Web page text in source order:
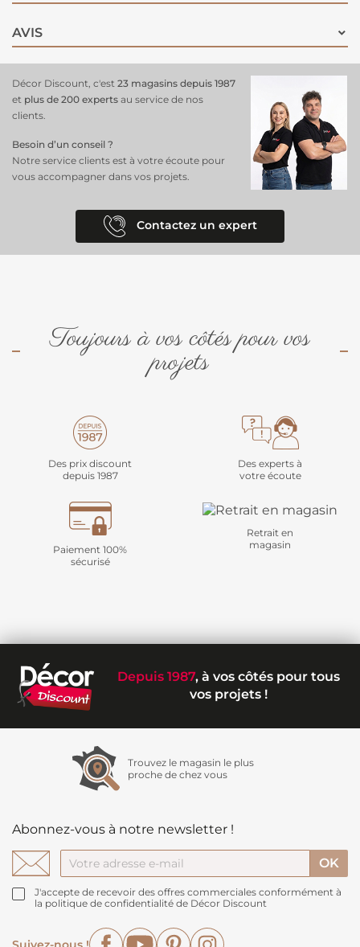
AVIS
Décor Discount, c'est 23 magasins depuis 1987
et plus de 200 experts au service de nos
clients.
Besoin d’un conseil ?
Notre service clients est à votre écoute pour
vous accompagner dans vos projets.
Contactez un expert
Toujours à vos côtés pour vos
projets
Des prix discount
depuis 1987
Des experts à
votre écoute
Paiement 100%
sécurisé
Retrait en
magasin
Depuis 1987, à vos côtés pour tous
vos projets !
Trouvez le magasin le plus
proche de chez vous
Abonnez-vous à notre newsletter !
J'accepte de recevoir des offres commerciales conformément à
la politique de confidentialité de Décor Discount
FacebookYouTubePinterest